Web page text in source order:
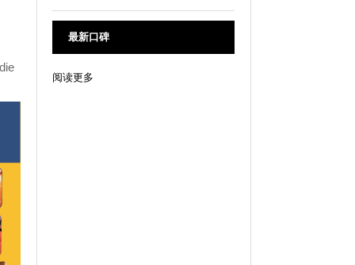
最新口碑
阅读更多